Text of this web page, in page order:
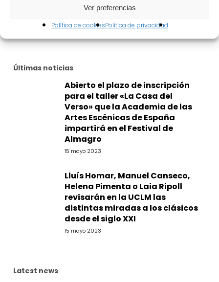
Ver preferencias
Política de cookiesPolítica de privacidad
directores, escenógrafos, técnicos, figurinistas…
Últimas noticias
Abierto el plazo de inscripción
para el taller «La Casa del
Verso» que la Academia de las
Artes Escénicas de España
impartirá en el Festival de
Almagro
15 mayo 2023
Lluís Homar, Manuel Canseco,
Helena Pimenta o Laia Ripoll
revisarán en la UCLM las
distintas miradas a los clásicos
desde el siglo XXI
15 mayo 2023
Latest news